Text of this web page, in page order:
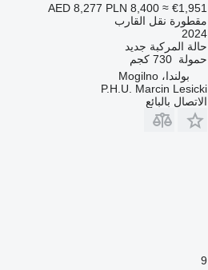
AED 8,277 PLN 8,400 ≈ €1,951
مقطورة نقل القارب
2024
حالة المركبة جديد
حمولة 730 كجم
بولندا، Mogilno
P.H.U. Marcin Lesicki
الاتصال بالبائع
9